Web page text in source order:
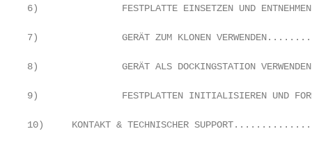
6)		 FESTPLATTE EINSETZEN UND ENTNEHMEN................................6
7)		 GERÄT ZUM KLONEN VERWENDEN...........................................7
8)		 GERÄT ALS DOCKINGSTATION VERWENDEN..............................9
9)		 FESTPLATTEN INITIALISIEREN UND FORMATIEREN..................10
10)     KONTAKT & TECHNISCHER